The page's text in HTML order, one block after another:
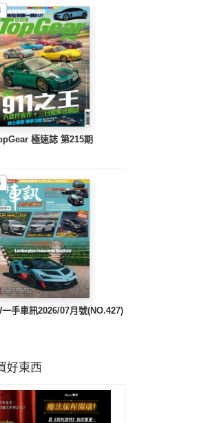
極速誌 第215期
手車訊2026/07月號(NO.427)
好東西